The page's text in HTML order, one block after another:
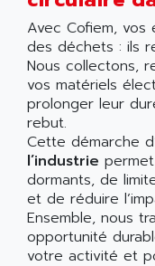
Avec Cofiem, vos
des déchets : ils
Nous collectons,
vos matériels
prolonger leur
rebut.
Cette démarche
l’industrie
dormants, de
et de réduire
Ensemble, nous
opportunité
votre activité et